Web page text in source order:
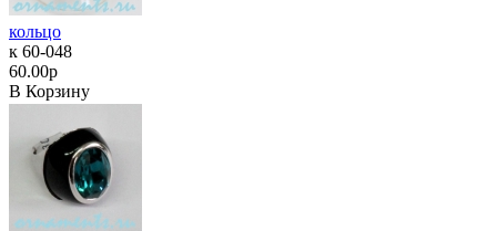
кольцо
к 60-048
60.00р
В Корзину